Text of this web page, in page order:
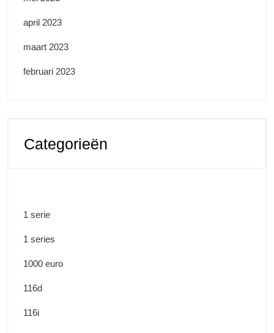
april 2023
maart 2023
februari 2023
Categorieën
1 serie
1 series
1000 euro
116d
116i